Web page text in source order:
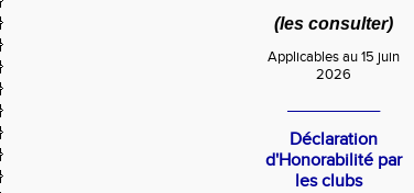
(les consulter)
Applicables au 15 juin
2026
Déclaration
d'Honorabilité par
les clubs